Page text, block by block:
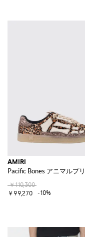
AMIRI
Pacific Bones アニマルプ
￥110,300
￥99,270
-10%